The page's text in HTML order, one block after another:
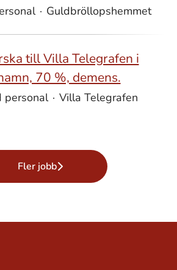
· Guldbröllopshemmet
till Villa Telegrafen i
70 %, demens.
personal · Villa Telegrafen
Fler jobb